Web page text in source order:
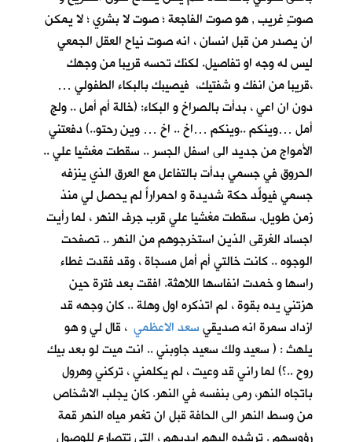
صوتٍ غريب , هو صوت الفاجعة ؛ صوت لا بشري ؛ لا يمكن
ان يصدر من قبل انسان ، انه صوت نياح العقل الجمعي
ليس له وجه او تفاصيل. لكنك تحسه قريبا من وجهك
،قريبا من انفك و شفتيك، فيصيبك بالبكاء الطفولي …
دون ان اعي ، بدأت بالصراخ و البكاء: (خالة أم أمل .. ولج
أمل …وينكم ..وينكم …اخ .. اخ … وين رحتو..) دفعتني
الأمواج من جديد الى اسفل الجسر .. سقطت مغشيا علي ..
الحروق في جسمي بدأت بالتفاعل مع العرق الذي ينزفه
جسمي فيولِّد حكة شديدة و احمراراً لم يحصل لي منذ
زمن طويل. سقطت مغشيا علي قرب جرف النهر ، لما رأيت
اجساد الغرقى الذين استخرجوهم من النهر .. تصفحت
الوجوه .. كانت خالتي أم أمل مسجاة ، وقد فقدت غطاء
راسها و خمدت انفاسها اللاهثة. افقت بعد فترة حين
هزتني يده بقوة ، لم اتذكره اول وهلة .. كان وجهه قد
ازداد سمرة انه صديقيسعد الاعظمي ، قال لي و هو
يلهث : ( سعيد ولك سعيد جاوبني .. انت ميت لو بعد بيك
روح ..؟) لما راني قد وعيت ، لم يكلمني ، تركني وهرول
باتجاه النهر، رمى بنفسه في النهر. كان يجلب الاشخاص
من وسط النهر الى الحافة قبل ان تغمر مياه النهر قمة